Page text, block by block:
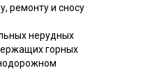
ремонту и сносу
нерудных
горных